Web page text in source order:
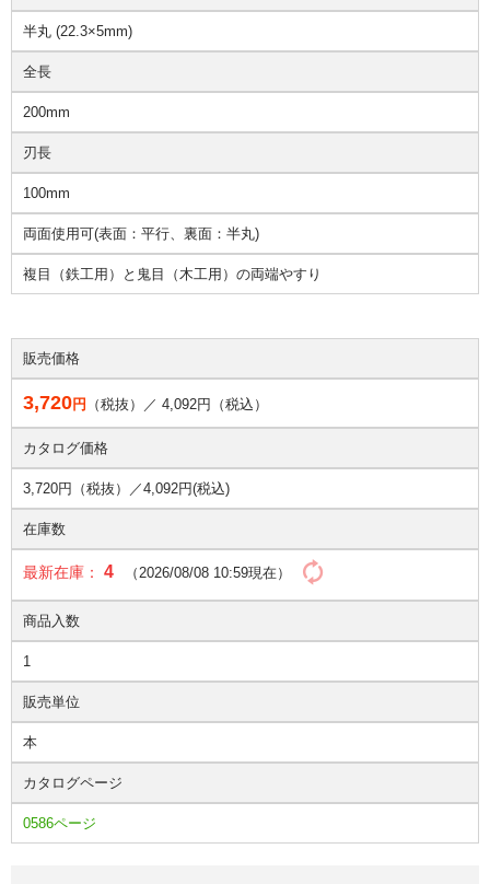
半丸 (22.3×5mm)
全長
200mm
刃長
100mm
両面使用可(表面：平行、裏面：半丸)
複目（鉄工用）と鬼目（木工用）の両端やすり
販売価格
3,720円 （税抜）／ 4,092円（税込）
カタログ価格
3,720円（税抜）／4,092円(税込)
在庫数
最新在庫： 4 （2026/08/08 10:59現在）
商品入数
1
販売単位
本
カタログページ
0586ページ